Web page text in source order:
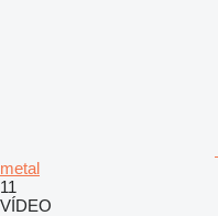
metal
11
VÍDEO